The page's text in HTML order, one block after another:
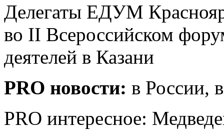
Делегаты ЕДУМ
во II Всероссийском
деятелей в Казани
PRO новости: в России,
PRO интересное: